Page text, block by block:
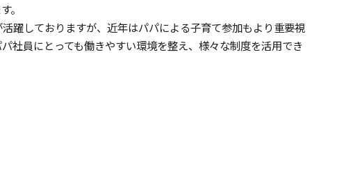
。
躍しておりますが、近年はパパによる子育て参加もより重要視
社員にとっても働きやすい環境を整え、様々な制度を活用でき